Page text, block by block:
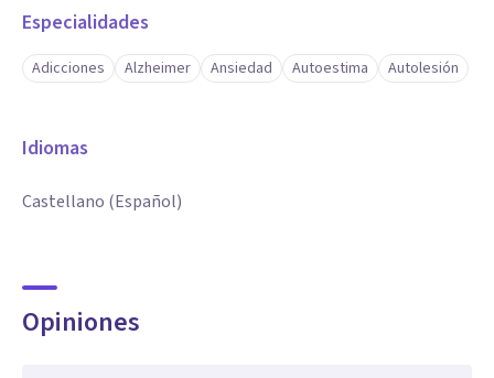
Especialidades
Adicciones Alzheimer Ansiedad Autoestima Autolesión
Idiomas
Castellano (Español)
Opiniones